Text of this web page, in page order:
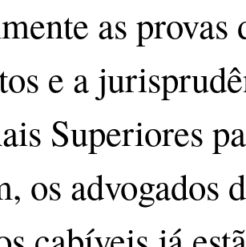
as provas
e a
Superiores
os advogados